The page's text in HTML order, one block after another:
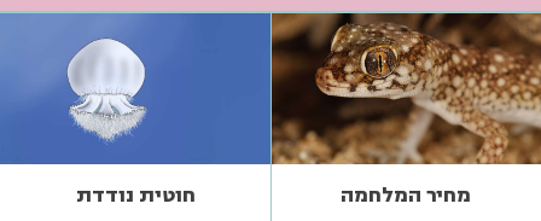
מחיר המלחמה חוטית נודדת